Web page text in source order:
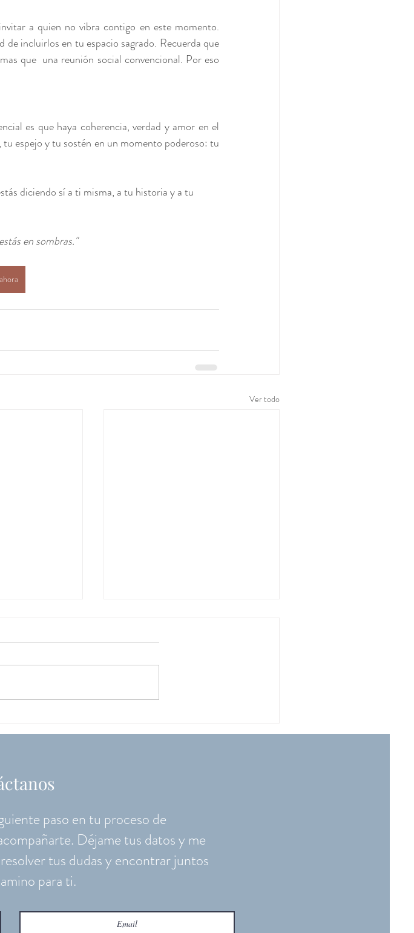
a quien no vibra contigo en este momento.
de incluirlos en tu espacio sagrado. Recuerda que
que  una reunión social convencional. Por eso
es que haya coherencia, verdad y amor en el
espejo y tu sostén en un momento poderoso: tu
diciendo sí a ti misma, a tu historia y a tu
en sombras."
Ver todo
terapéutica
emociones y sanarlas: un
paso en tu proceso de
Déjame tus datos y me
tus dudas y encontrar juntos
para ti.